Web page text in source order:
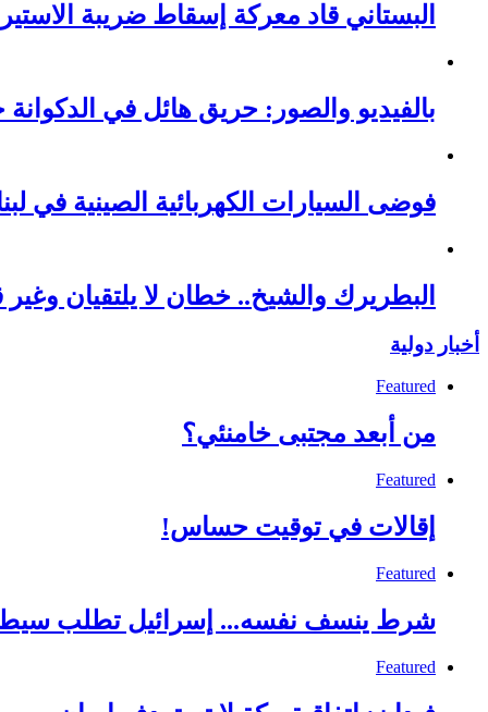
البستاني قاد معركة إسقاط ضريبة
بالفيديو والصور: حريق هائل في
فوضى السيارات الكهربائية الصينية في
البطريرك والشيخ.. خطان لا يلتقيان وغير
أخبار دولية
Featured
من أبعد مجتبى خامنئي؟
Featured
إقالات في توقيت حساس!
Featured
شرط ينسف نفسه... إسرائيل تطلب
Featured